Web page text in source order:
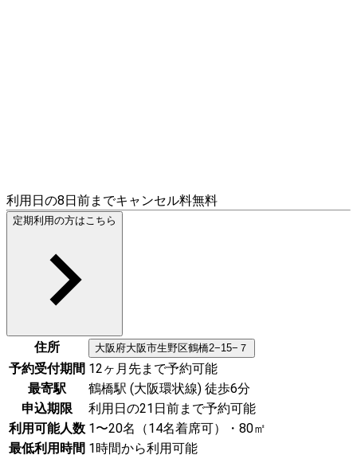
利用日の8日前までキャンセル料無料
定期利用の方はこちら
住所 大阪府大阪市生野区鶴橋2−15−７
予約受付期間 12ヶ月先まで予約可能
最寄駅
鶴橋駅 (大阪環状線) 徒歩6分
申込期限
利用日の21日前まで予約可能
利用可能人数 1〜20名（14名着席可）・80㎡
最低利用時間 1時間から利用可能